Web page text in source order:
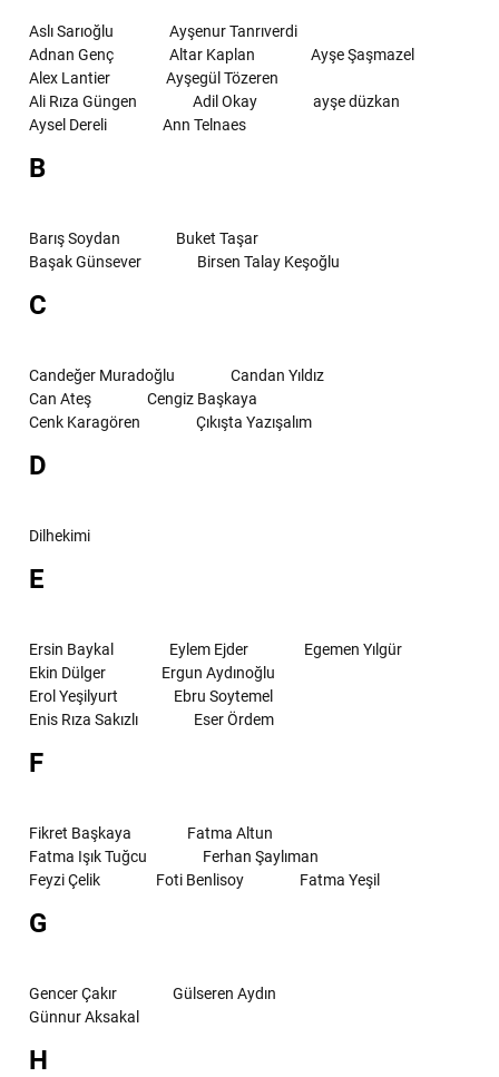
Aslı Sarıoğlu
Ayşenur Tanrıverdi
Adnan Genç
Altar Kaplan
Ayşe Şaşmazel
Alex Lantier
Ayşegül Tözeren
Ali Rıza Güngen
Adil Okay
ayşe düzkan
Aysel Dereli
Ann Telnaes
B
Barış Soydan
Buket Taşar
Başak Günsever
Birsen Talay Keşoğlu
C
Candeğer Muradoğlu
Candan Yıldız
Can Ateş
Cengiz Başkaya
Cenk Karagören
Çıkışta Yazışalım
D
Dilhekimi
E
Ersin Baykal Eylem Ejder
Egemen Yılgür
Ekin Dülger
Ergun Aydınoğlu
Erol Yeşilyurt
Ebru Soytemel
Enis Rıza Sakızlı
Eser Ördem
F
Fikret Başkaya
Fatma Altun
Fatma Işık Tuğcu
Ferhan Şaylıman
Feyzi Çelik
Foti Benlisoy Fatma Yeşil
G
Gencer Çakır
Gülseren Aydın
Günnur Aksakal
H